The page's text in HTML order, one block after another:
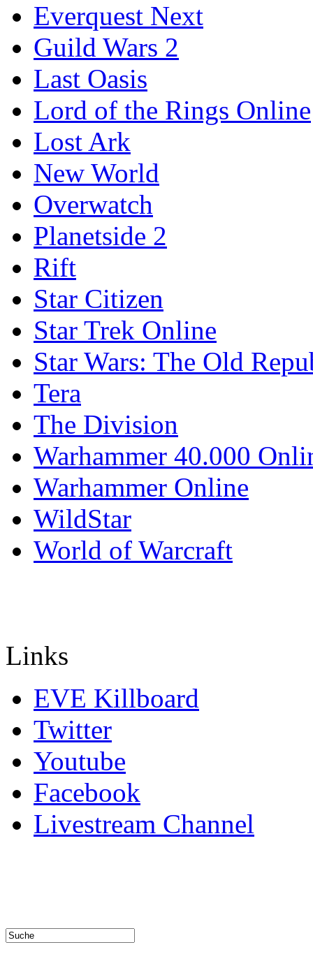
Everquest Next
Guild Wars 2
Last Oasis
Lord of the Rings Online
Lost Ark
New World
Overwatch
Planetside 2
Rift
Star Citizen
Star Trek Online
Star Wars: The Old
Tera
The Division
Warhammer 40.000
Warhammer Online
WildStar
World of Warcraft
Links
EVE Killboard
Twitter
Youtube
Facebook
Livestream Channel